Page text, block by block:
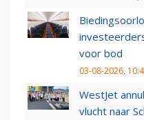
voor bod
03-08-2026,
WestJet
vlucht naar